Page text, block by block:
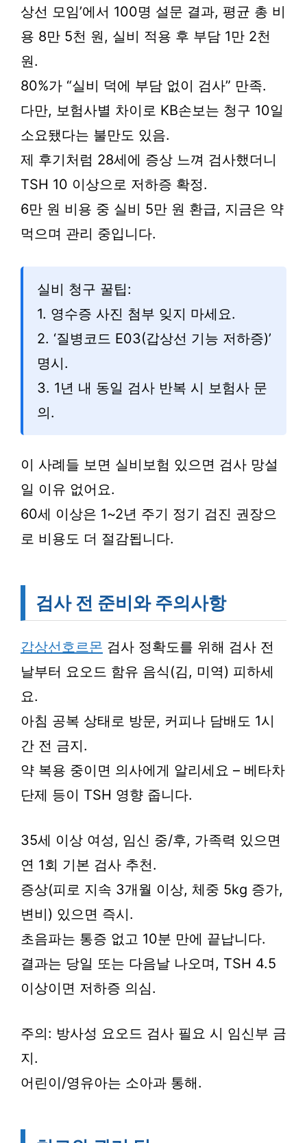
상선 모임’에서 100명 설문 결과, 평균 총 비
용 8만 5천 원, 실비 적용 후 부담 1만 2천
원.
80%가 “실비 덕에 부담 없이 검사” 만족.
다만, 보험사별 차이로 KB손보는 청구 10일
소요됐다는 불만도 있음.
제 후기처럼 28세에 증상 느껴 검사했더니
TSH 10 이상으로 저하증 확정.
6만 원 비용 중 실비 5만 원 환급, 지금은 약
먹으며 관리 중입니다.
실비 청구 꿀팁:
1. 영수증 사진 첨부 잊지 마세요.
2. ‘질병코드 E03(갑상선 기능 저하증)’
명시.
3. 1년 내 동일 검사 반복 시 보험사 문
의.
이 사례들 보면 실비보험 있으면 검사 망설
일 이유 없어요.
60세 이상은 1~2년 주기 정기 검진 권장으
로 비용도 더 절감됩니다.
검사 전 준비와 주의사항
갑상선호르몬 검사 정확도를 위해 검사 전
날부터 요오드 함유 음식(김, 미역) 피하세
요.
아침 공복 상태로 방문, 커피나 담배도 1시
간 전 금지.
약 복용 중이면 의사에게 알리세요 – 베타차
단제 등이 TSH 영향 줍니다.
35세 이상 여성, 임신 중/후, 가족력 있으면
연 1회 기본 검사 추천.
증상(피로 지속 3개월 이상, 체중 5kg 증가,
변비) 있으면 즉시.
초음파는 통증 없고 10분 만에 끝납니다.
결과는 당일 또는 다음날 나오며, TSH 4.5
이상이면 저하증 의심.
주의: 방사성 요오드 검사 필요 시 임신부 금
지.
어린이/영유아는 소아과 통해.